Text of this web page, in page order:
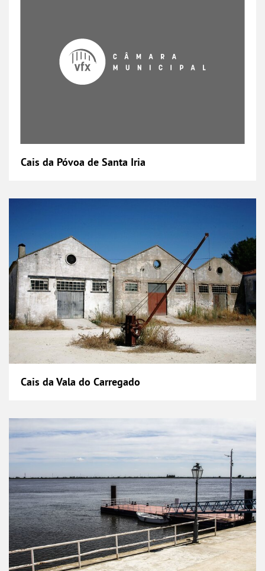
Cais da Póvoa de Santa Iria
Cais da Vala do Carregado
Cais de Alhandra